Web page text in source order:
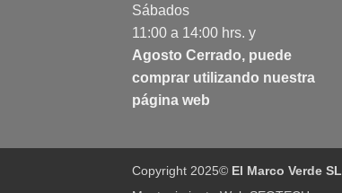
Sábados
11:00 a 14:00 hrs. y
Agosto Cerrado, puede
comprar utilizando nuestra
página web
Copyright 2025© El Marco Verde SL